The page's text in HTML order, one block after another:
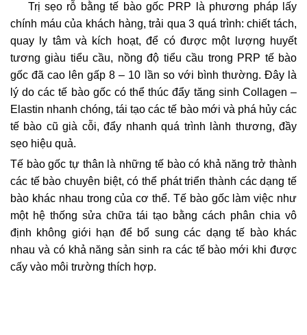
Trị sẹo rỗ bằng tế bào gốc PRP là phương pháp lấy
chính máu của khách hàng, trải qua 3 quá trình: chiết tách,
quay ly tâm và kích hoạt, để có được một lượng huyết
tương giàu tiểu cầu, nồng độ tiểu cầu trong PRP tế bào
gốc đã cao lên gấp 8 – 10 lần so với bình thường. Đây là
lý do các tế bào gốc có thể thúc đẩy tăng sinh Collagen –
Elastin nhanh chóng, tái tạo các tế bào mới và phá hủy các
tế bào cũ già cỗi, đẩy nhanh quá trình lành thương, đầy
sẹo hiệu quả.
Tế bào gốc tự thân là những tế bào có khả năng trở thành
các tế bào chuyên biệt, có thể phát triển thành các dạng tế
bào khác nhau trong của cơ thể. Tế bào gốc làm việc như
một hệ thống sửa chữa tái tạo bằng cách phân chia vô
định không giới hạn để bổ sung các dạng tế bào khác
nhau và có khả năng sản sinh ra các tế bào mới khi được
cấy vào môi trường thích hợp.